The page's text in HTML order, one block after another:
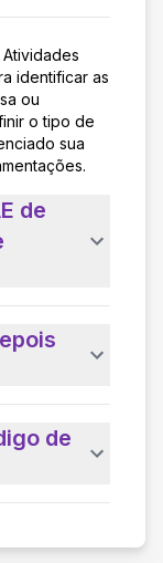
identificar as
ou
o tipo de
sua
de
de